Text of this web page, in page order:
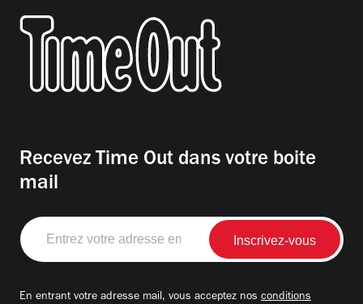
Recevez Time Out dans votre boite
mail
Entrez
votre
adresse
En entrant votre adresse mail, vous acceptez nos conditions